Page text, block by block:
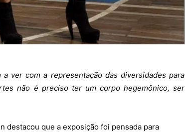
a ver com a representação das diversidades para
não é preciso ter um corpo hegemônico, ser
destacou que a exposição foi pensada para